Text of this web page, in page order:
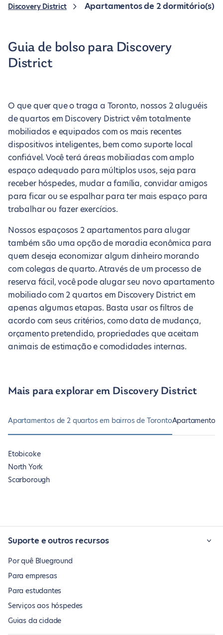
Discovery District
Apartamentos de 2 dormitório(s)
Guia de bolso para Discovery
District
O que quer que o traga a Toronto, nossos 2 aluguéis
de quartos em Discovery District vêm totalmente
mobiliados e equipados com os mais recentes
dispositivos inteligentes, bem como suporte local
confiável. Você terá áreas mobiliadas com amplo
espaço adequado para múltiplos usos, seja para
receber hóspedes, mudar a família, convidar amigos
para ficar ou se espalhar para ter mais espaço para
trabalhar ou fazer exercícios.
Nossos espaçosos 2 apartamentos para alugar
também são uma opção de moradia econômica para
quem deseja economizar algum dinheiro morando
com colegas de quarto. Através de um processo de
reserva fácil, você pode alugar seu novo apartamento
mobiliado com 2 quartos em Discovery District em
apenas algumas etapas. Basta usar os filtros de
acordo com seus critérios, como data de mudança,
orçamento pretendido, propriedades que aceitam
animais de estimação e comodidades internas.
Mais para explorar em Discovery District
Apartamentos de 2 quartos em bairros de TorontoApartamentos
Etobicoke
North York
Scarborough
Suporte e outros recursos
Por quê Blueground
Para empresas
Para estudantes
Serviços aos hóspedes
Guias da cidade